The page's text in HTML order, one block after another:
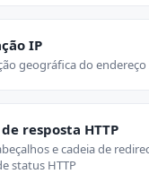
IP
geográfica do endereço
resposta HTTP
e cadeia de
status HTTP